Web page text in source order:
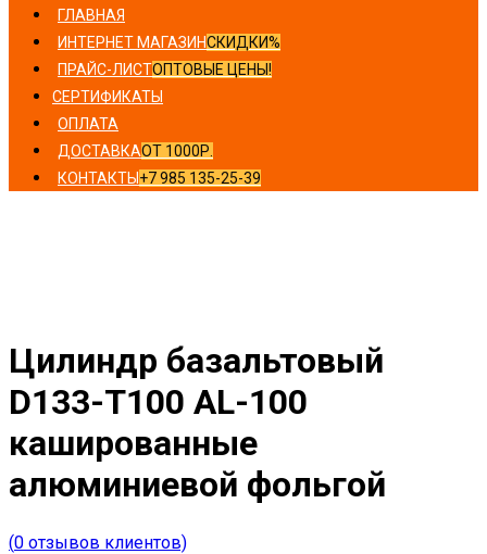
ГЛАВНАЯ
ИНТЕРНЕТ МАГАЗИНСКИДКИ%
ПРАЙС-ЛИСТОПТОВЫЕ ЦЕНЫ!
СЕРТИФИКАТЫ
ОПЛАТА
ДОСТАВКАОТ 1000Р.
КОНТАКТЫ +7 985 135-25-39
Цилиндр базальтовый
D133-T100 AL-100
кашированные
алюминиевой фольгой
(0 отзывов клиентов)